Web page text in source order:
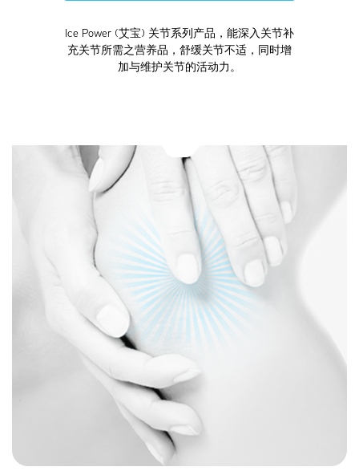
Ice Power (艾宝) 关节系列产品，能深入关节补
充关节所需之营养品，舒缓关节不适，同时增
加与维护关节的活动力。